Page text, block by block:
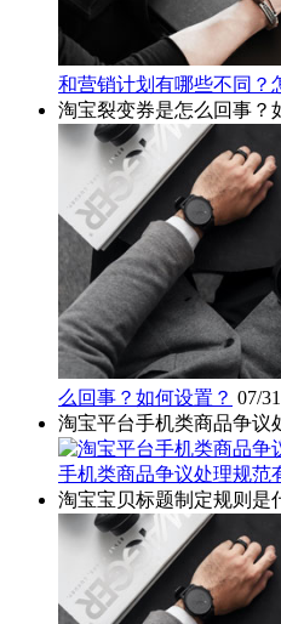
和营销计划有哪些不同？
淘宝裂变券是怎么回事？
么回事？如何设置？ 07/31
淘宝平台手机类商品争议
手机类商品争议处理规范
淘宝宝贝标题制定规则是